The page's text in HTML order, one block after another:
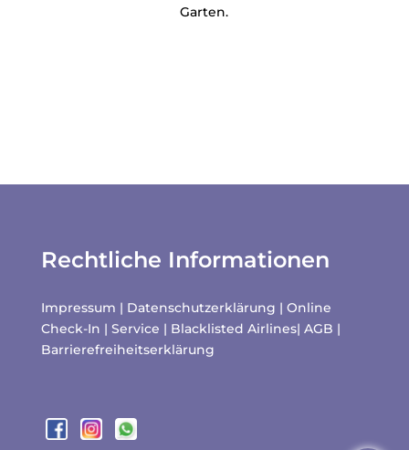
Garten.
Rechtliche Informationen
Impressum | Datenschutzerklärung | Online
Check-In | Service | Blacklisted Airlines| AGB |
Barrierefreiheitserklärung